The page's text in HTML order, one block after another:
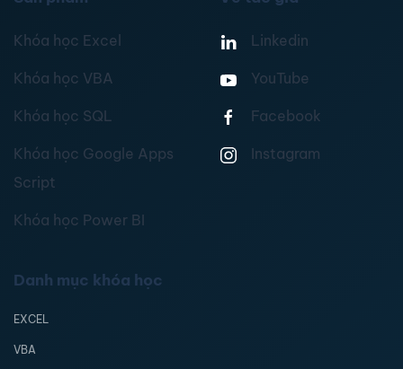
Khóa học Excel
Khóa học VBA
Khóa học SQL
Khóa học Google Apps
Script
Khóa học Power BI
Linkedin
YouTube
Facebook
Instagram
Danh mục khóa học
EXCEL
VBA